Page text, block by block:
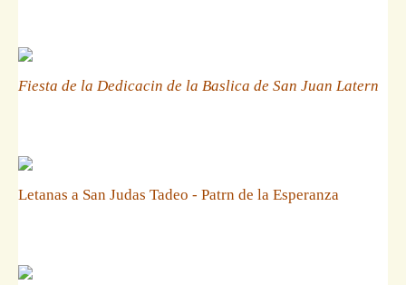
Fiesta de la Dedicacin de la Baslica de San Juan Latern
Letanas a San Judas Tadeo - Patrn de la Esperanza